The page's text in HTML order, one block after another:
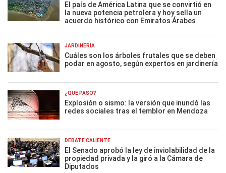
El país de América Latina que se convirtió en
la nueva potencia petrolera y hoy sella un
acuerdo histórico con Emiratos Árabes
JARDINERÍA
Cuáles son los árboles frutales que se deben
podar en agosto, según expertos en jardinería
¿QUÉ PASÓ?
Explosión o sismo: la versión que inundó las
redes sociales tras el temblor en Mendoza
DEBATE CALIENTE
El Senado aprobó la ley de inviolabilidad de la
propiedad privada y la giró a la Cámara de
Diputados